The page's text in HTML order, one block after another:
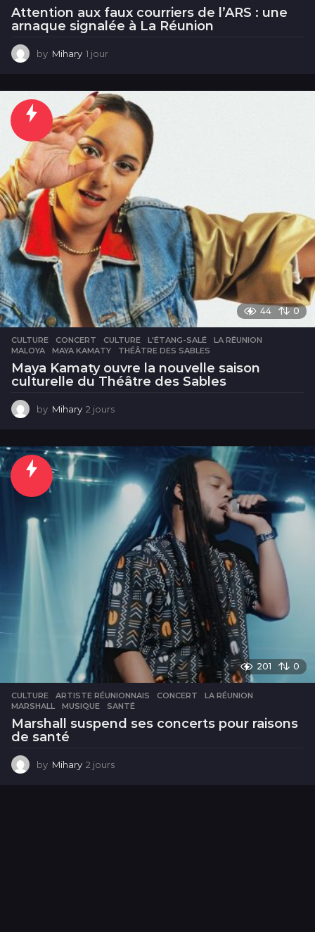
Attention aux faux courriers de l’ARS : une
arnaque signalée à La Réunion
by Mihary 1 jour
u
r
44 0
CULTURE CONCERT ,CULTURE ,L'ÉTANG-SALÉ ,LA RÉUNION
MALOYA
,MAYA KAMATY ,THÉÂTRE DES SABLES
Maya Kamaty ouvre la nouvelle saison
culturelle du Théâtre des Sables
by Mihary 2 jours
u
r
s
201 0
CULTURE ARTISTE RÉUNIONNAIS ,CONCERT ,LA RÉUNION
MARSHALL
,MUSIQUE ,SANTÉ
Marshall suspend ses concerts pour raisons
de santé
by Mihary 2 jours